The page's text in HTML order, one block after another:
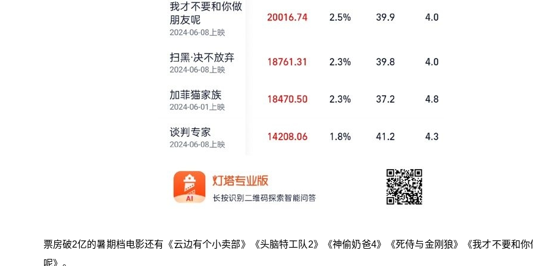
票房破2亿的暑期档电影还有《云边有个小卖部》《头脑特工队2》《神偷奶爸4》《死侍与金刚狼》《我才不要和你
呢》。